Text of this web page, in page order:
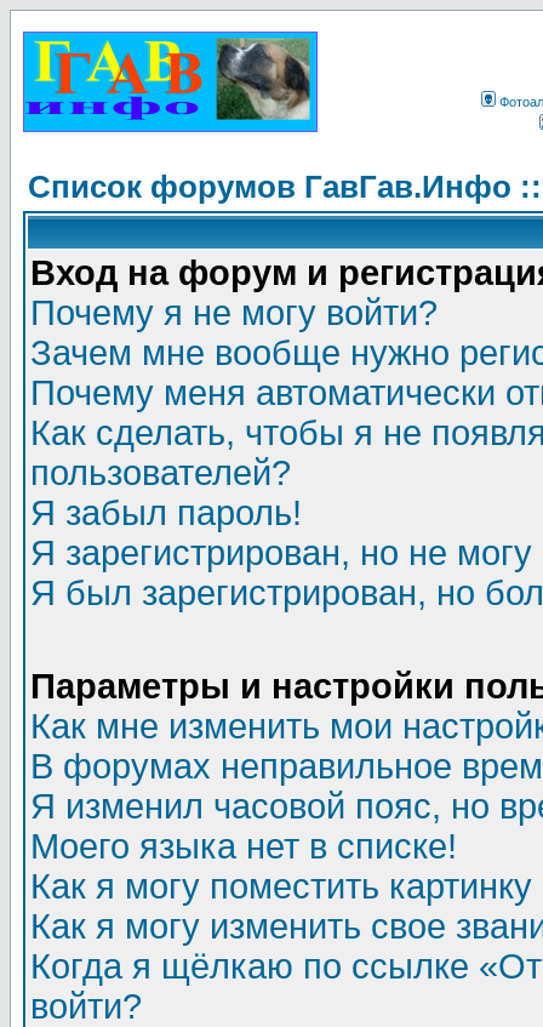
Список форумов ГавГав.Инфо
Вход на форум и
Почему я не могу войти?
Зачем мне вообще нужно
Почему меня автоматически
Как сделать, чтобы я не
пользователей?
Я забыл пароль!
Я зарегистрирован, но не могу
Я был зарегистрирован, но
Параметры и настройки
Как мне изменить мои
В форумах неправильное
Я изменил часовой пояс, но
Моего языка нет в списке!
Как я могу поместить
Как я могу изменить свое
Когда я щёлкаю по ссылке
войти?